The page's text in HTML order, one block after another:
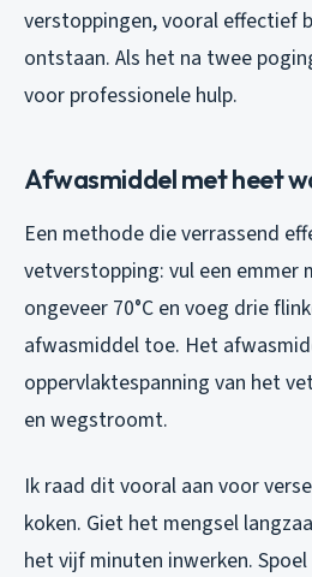
verstoppingen, vooral effectief
ontstaan. Als het na twee
voor professionele hulp.
Afwasmiddel met heet
Een methode die verrassend
vetverstopping: vul een emmer
ongeveer 70°C en voeg drie
afwasmiddel toe. Het
oppervlaktespanning van het
en wegstroomt.
Ik raad dit vooral aan voor
koken. Giet het mengsel
het vijf minuten inwerken.